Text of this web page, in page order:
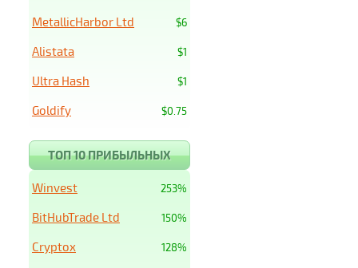
$6
MetallicHarbor Ltd
$1
Alistata
$1
Ultra Hash
$0.75
Goldify
ТОП 10 ПРИБЫЛЬНЫХ
253%
Winvest
150%
BitHubTrade Ltd
128%
Cryptox